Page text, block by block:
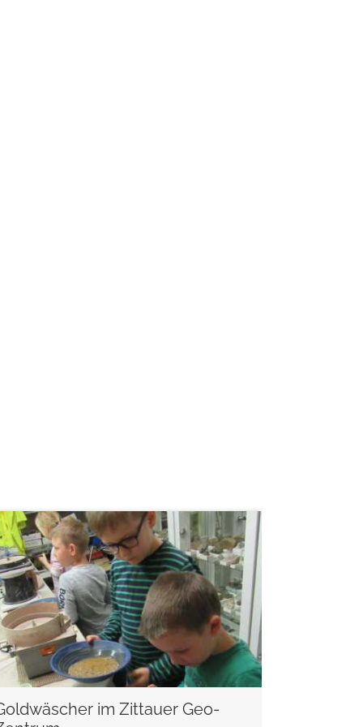
im Zittauer Geo-
weiterlesen